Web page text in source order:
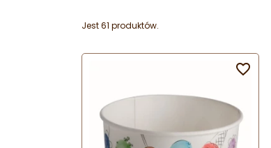
Jest 61 produktów.
